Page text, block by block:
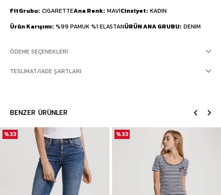
FitGrubu CIGARETTEAna Renk MAVİCinsiyet KADIN
Ürün Karışımı %99 PAMUK %1 ELASTANÜRÜN ANA GRUBU DENIM
ÖDEME SEÇENEKLERI
TESLIMAT/İADE ŞARTLARI
BENZER ÜRÜNLER
%33 %33